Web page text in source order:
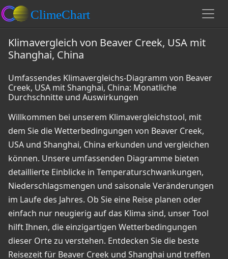
Klimavergleich von Beaver Creek, USA mit
Shanghai, China
Umfassendes Klimavergleichs-Diagramm von Beaver
Creek, USA mit Shanghai, China: Monatliche
Durchschnitte und Auswirkungen
Willkommen bei unserem Klimavergleichstool, mit
dem Sie die Wetterbedingungen von Beaver Creek,
USA und Shanghai, China erkunden und vergleichen
können. Unsere umfassenden Diagramme bieten
detaillierte Einblicke in Temperaturschwankungen,
Niederschlagsmengen und saisonale Veränderungen
im Laufe des Jahres. Ob Sie eine Reise planen oder
einfach nur neugierig auf das Klima sind, unser Tool
hilft Ihnen, die einzigartigen Wetterbedingungen
dieser Orte zu verstehen. Entdecken Sie die beste
Reisezeit für Beaver Creek und Shanghai und treffen